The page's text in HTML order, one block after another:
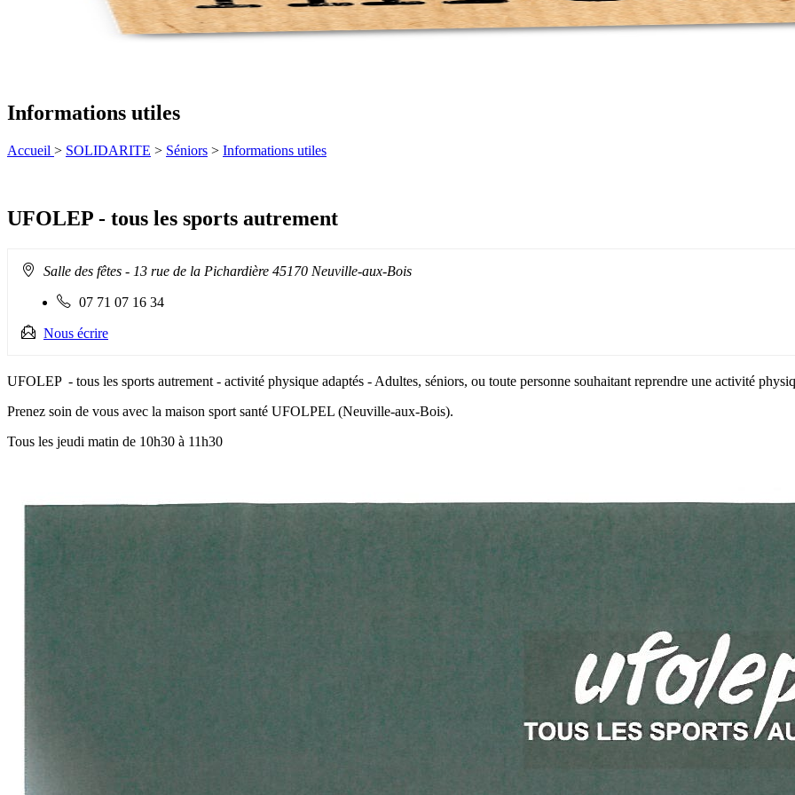
Informations utiles
Accueil > SOLIDARITE > Séniors > Informations utiles
UFOLEP - tous les sports autrement
AdresseSalle des fêtes - 13 rue de la Pichardière 45170 Neuville-aux-Bois
Téléphone
:
07 71 07 16 34
Nous écrire
UFOLEP - tous les sports autrement - activité physique adaptés - Adultes, séniors, ou toute personne souhaitant reprendre une activité
Prenez soin de vous avec la maison sport santé UFOLPEL (Neuville-aux-Bois).
Tous les jeudi matin de 10h30 à 11h30